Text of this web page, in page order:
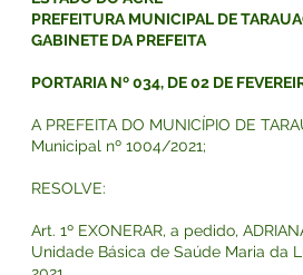
PREFEITURA MUNICIPAL DE
GABINETE DA PREFEITA
PORTARIA Nº 034, DE 02 DE
A PREFEITA DO MUNICÍPIO DE
Municipal nº 1004/2021;
RESOLVE:
Art. 1º EXONERAR, a pedido,
Unidade Básica de Saúde Maria da